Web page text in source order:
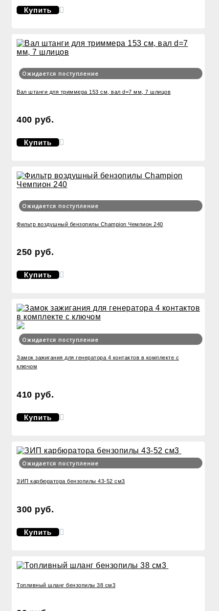
Купить
Ожидается поступление
Вал штанги для триммера 153 см, вал d=7 мм, 7 шлицов
400 руб.
Купить
Ожидается поступление
Фильтр воздушный бензопилы Champion Чемпион 240
250 руб.
Купить
Ожидается поступление
Замок зажигания для генератора 4 контактов в комплекте с
ключом
410 руб.
Купить
Ожидается поступление
ЗИП карбюратора бензопилы 43-52 см3
300 руб.
Купить
Топливный шланг бензопилы 38 см3